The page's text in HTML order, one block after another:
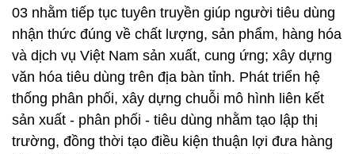
03 nhằm tiếp tục tuyên truyền giúp người tiêu dùng
nhận thức đúng về chất lượng, sản phẩm, hàng hóa
và dịch vụ Việt Nam sản xuất, cung ứng; xây dựng
văn hóa tiêu dùng trên địa bàn tỉnh. Phát triển hệ
thống phân phối, xây dựng chuỗi mô hình liên kết
sản xuất - phân phối - tiêu dùng nhằm tạo lập thị
trường, đồng thời tạo điều kiện thuận lợi đưa hàng